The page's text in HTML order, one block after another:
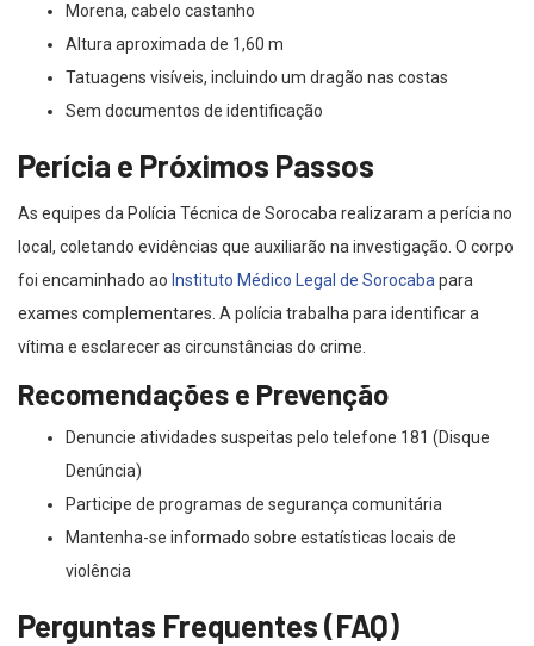
Morena, cabelo castanho
Altura aproximada de 1,60 m
Tatuagens visíveis, incluindo um dragão nas costas
Sem documentos de identificação
Perícia e Próximos Passos
As equipes da Polícia Técnica de Sorocaba realizaram a perícia no
local, coletando evidências que auxiliarão na investigação. O corpo
foi encaminhado ao Instituto Médico Legal de Sorocabapara
exames complementares. A polícia trabalha para identificar a
vítima e esclarecer as circunstâncias do crime.
Recomendações e Prevenção
Denuncie atividades suspeitas pelo telefone 181 (Disque
Denúncia)
Participe de programas de segurança comunitária
Mantenha-se informado sobre estatísticas locais de
violência
Perguntas Frequentes (FAQ)